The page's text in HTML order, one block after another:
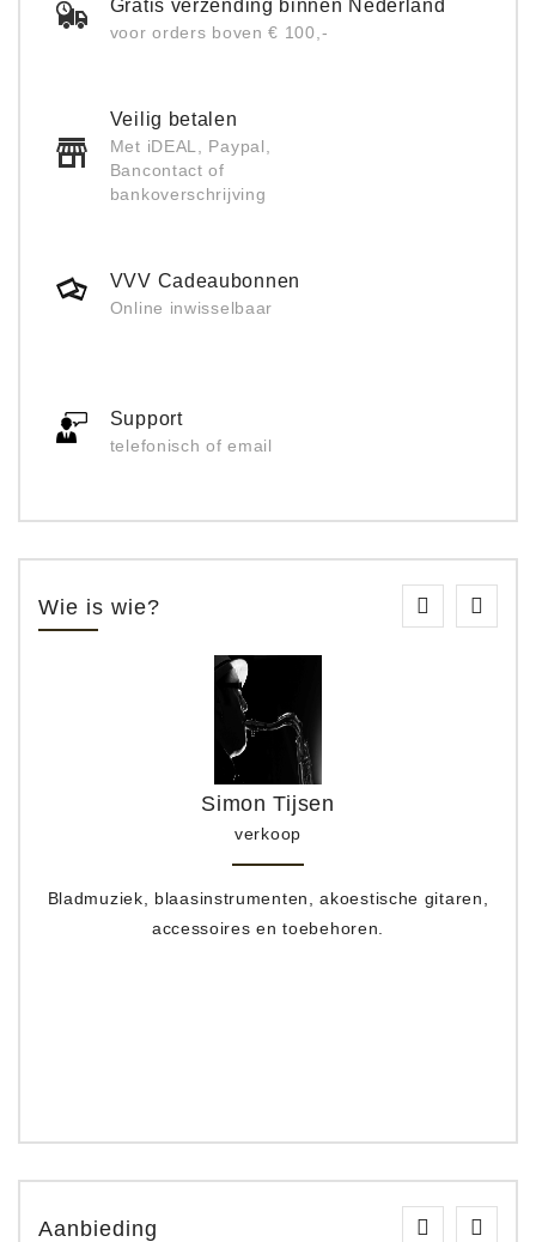
Gratis verzending binnen Nederland
voor orders boven € 100,-
Veilig betalen
Met iDEAL, Paypal,
Bancontact of
bankoverschrijving
VVV Cadeaubonnen
Online inwisselbaar
Support
telefonisch of email
Wie is wie?
Simon Tijsen
verkoop
Bladmuziek, blaasinstrumenten, akoestische gitaren,
accessoires en toebehoren.
Aanbieding